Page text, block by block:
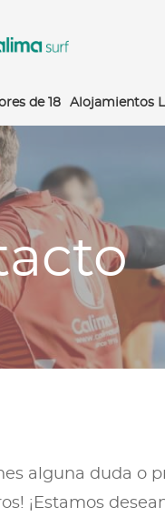
de 18 Alojamientos
alguna duda o
¡Estamos